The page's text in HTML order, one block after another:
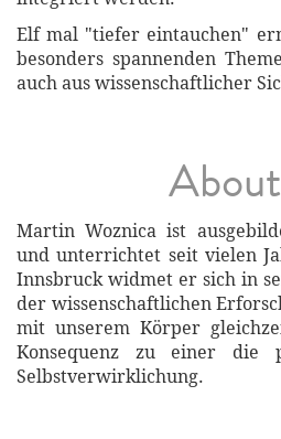
Elf mal "tiefer eintauchen"
besonders spannenden
auch aus wissenschaftlicher
Martin Woznica ist
und unterrichtet seit vielen
Innsbruck widmet er sich in
der wissenschaftlichen
mit unserem Körper
Konsequenz zu einer die
Selbstverwirklichung.